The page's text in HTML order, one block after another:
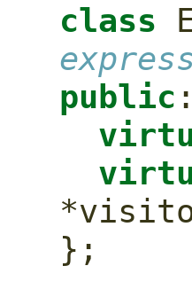
class
public :
};